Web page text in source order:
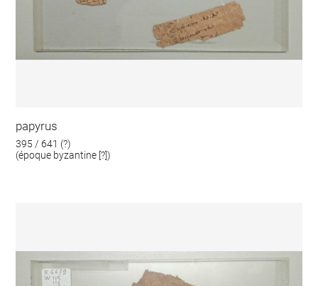
papyrus
395 / 641 (?)
(époque byzantine [?])